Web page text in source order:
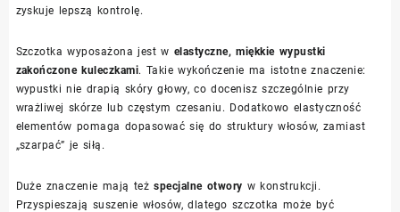
zyskuje lepszą kontrolę.
Szczotka wyposażona jest w elastyczne, miękkie wypustki
zakończone kuleczkami. Takie wykończenie ma istotne znaczenie:
wypustki nie drapią skóry głowy, co docenisz szczególnie przy
wrażliwej skórze lub częstym czesaniu. Dodatkowo elastyczność
elementów pomaga dopasować się do struktury włosów, zamiast
„szarpać” je siłą.
Duże znaczenie mają teżspecjalne otwory w konstrukcji.
Przyspieszają suszenie włosów, dlatego szczotka może być